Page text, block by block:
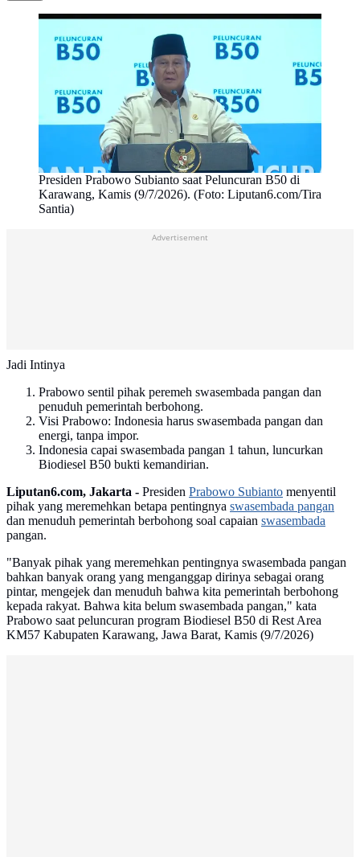
Presiden Prabowo Subianto saat Peluncuran B50 di
Karawang, Kamis (9/7/2026). (Foto: Liputan6.com/Tira
Santia)
Advertisement
Jadi Intinya
Prabowo sentil pihak peremeh swasembada pangan dan
penuduh pemerintah berbohong.
Visi Prabowo: Indonesia harus swasembada pangan dan
energi, tanpa impor.
Indonesia capai swasembada pangan 1 tahun, luncurkan
Biodiesel B50 bukti kemandirian.
Liputan6.com, Jakarta - Presiden Prabowo Subianto menyentil
pihak yang meremehkan betapa pentingnya swasembada pangan
dan menuduh pemerintah berbohong soal capaian swasembada
pangan.
"Banyak pihak yang meremehkan pentingnya swasembada pangan
bahkan banyak orang yang menganggap dirinya sebagai orang
pintar, mengejek dan menuduh bahwa kita pemerintah berbohong
kepada rakyat. Bahwa kita belum swasembada pangan," kata
Prabowo saat peluncuran program Biodiesel B50 di Rest Area
KM57 Kabupaten Karawang, Jawa Barat, Kamis (9/7/2026)